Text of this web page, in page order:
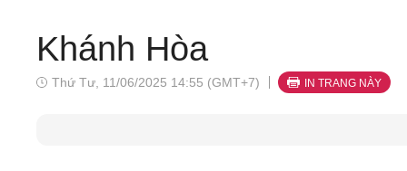
Khánh Hòa
Thứ Tư, 11/06/2025 14:55 (GMT+7) IN TRANG NÀY